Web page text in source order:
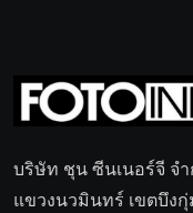
บริษัท ชุน ซีนเนอร์จี จ
แขวงนวมินทร์ เขตบึง